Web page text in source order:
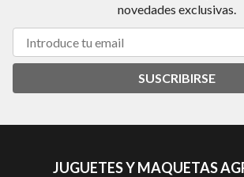
novedades exclusivas.
SUSCRIBIRSE
JUGUETES Y MAQUETAS